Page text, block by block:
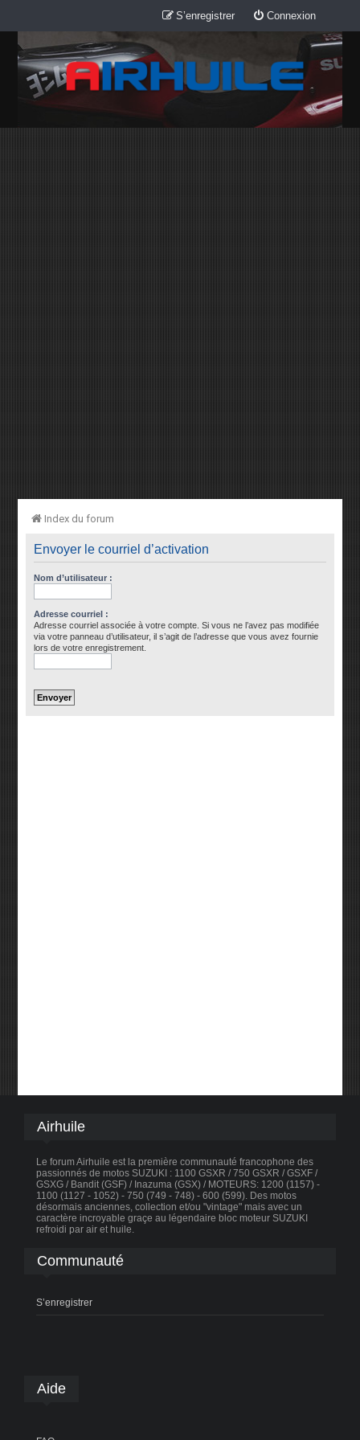
Connexion
S’enregistrer
Index du forum
Envoyer le courriel d’activation
Nom d’utilisateur :
Adresse courriel :
Adresse courriel associée à votre compte. Si vous ne l’avez pas modifiée
via votre panneau d’utilisateur, il s’agit de l’adresse que vous avez fournie
lors de votre enregistrement.
Airhuile
Le forum Airhuile est la première communauté francophone des
passionnés de motos SUZUKI : 1100 GSXR / 750 GSXR / GSXF /
GSXG / Bandit (GSF) / Inazuma (GSX) / MOTEURS: 1200 (1157) -
1100 (1127 - 1052) - 750 (749 - 748) - 600 (599). Des motos
désormais anciennes, collection et/ou "vintage" mais avec un
caractère incroyable graçe au légendaire bloc moteur SUZUKI
refroidi par air et huile.
Communauté
S’enregistrer
Aide